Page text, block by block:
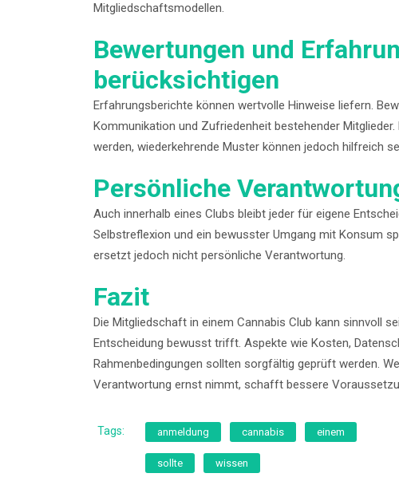
Mitgliedschaftsmodellen.
Bewertungen und
berücksichtigen
Erfahrungsberichte können wertvolle Hinweise liefern.
Kommunikation und Zufriedenheit bestehender
werden, wiederkehrende Muster können jedoch hilfreich
Persönliche
Auch innerhalb eines Clubs bleibt jeder für eigene
Selbstreflexion und ein bewusster Umgang mit Konsum
ersetzt jedoch nicht persönliche Verantwortung.
Fazit
Die Mitgliedschaft in einem Cannabis Club kann sinnvoll
Entscheidung bewusst trifft. Aspekte wie Kosten,
Rahmenbedingungen sollten sorgfältig geprüft werden.
Verantwortung ernst nimmt, schafft bessere
Tags: anmeldung cannabis einem
sollte wissen